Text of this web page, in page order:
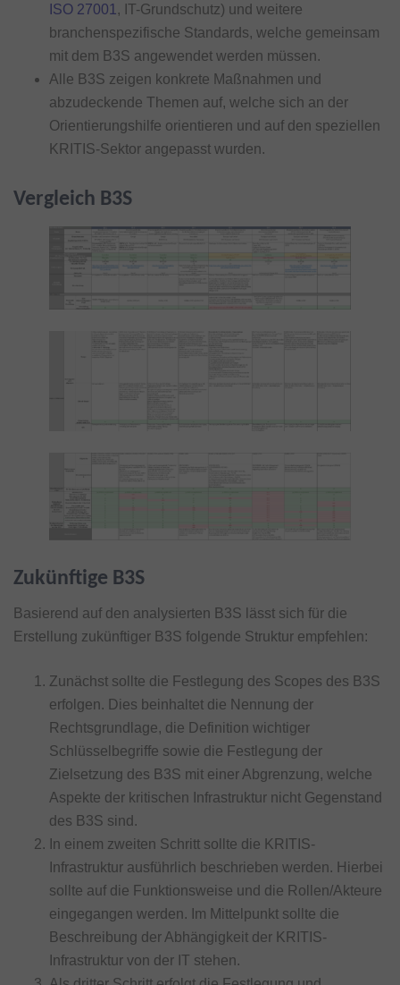
ISO 27001 , IT-Grundschutz) und weitere
branchenspezifische Standards, welche gemeinsam
mit dem B3S angewendet werden müssen.
Alle B3S zeigen konkrete Maßnahmen und
abzudeckende Themen auf, welche sich an der
Orientierungshilfe orientieren und auf den speziellen
KRITIS-Sektor angepasst wurden.
Vergleich B3S
Zukünftige B3S
Basierend auf den analysierten B3S lässt sich für die
Erstellung zukünftiger B3S folgende Struktur empfehlen:
Zunächst sollte die Festlegung des Scopes des B3S
erfolgen. Dies beinhaltet die Nennung der
Rechtsgrundlage, die Definition wichtiger
Schlüsselbegriffe sowie die Festlegung der
Zielsetzung des B3S mit einer Abgrenzung, welche
Aspekte der kritischen Infrastruktur nicht Gegenstand
des B3S sind.
In einem zweiten Schritt sollte die KRITIS-
Infrastruktur ausführlich beschrieben werden. Hierbei
sollte auf die Funktionsweise und die Rollen/Akteure
eingegangen werden. Im Mittelpunkt sollte die
Beschreibung der Abhängigkeit der KRITIS-
Infrastruktur von der IT stehen.